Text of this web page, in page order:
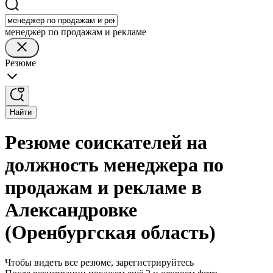
менеджер по продажам и рекламе
Резюме
Найти
Резюме соискателей на
должность менеджера по
продажам и рекламе в
Александровке
(Оренбургская область)
Чтобы видеть все резюме, зарегистрируйтесь